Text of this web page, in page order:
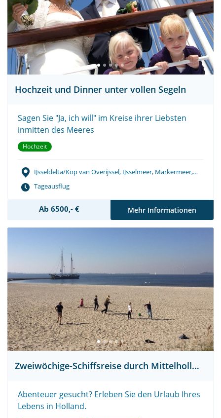
Hochzeit und Dinner unter vollen Segeln
Sagen Sie "Ja, ich will" im Kreise ihrer Liebsten
inmitten des Meeres
Hochzeit
IJsseldelta/Kop van Overijssel, IJsselmeer, Markermeer,
Wattenmeer
Tageausflug
Ab 6500,- € Mehr Informationen
Zweiwöchige-Schiffsreise durch Mittelholland
Abenteuer gesucht? Erleben Sie den Urlaub Ihres
Lebens in Holland.